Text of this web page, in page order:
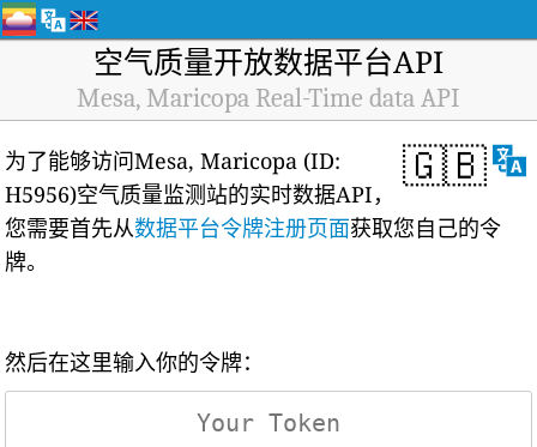
空气质量开放数据平台API
Mesa, Maricopa Real-Time data API
🇬🇧
为了能够访问Mesa, Maricopa (ID:
H5956)空气质量监测站的实时数据API，
您需要首先从数据平台令牌注册页面获取您自己的令
牌。
然后在这里输入你的令牌：